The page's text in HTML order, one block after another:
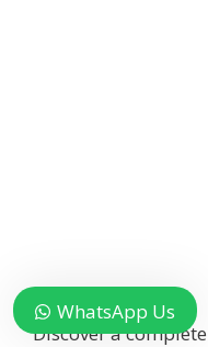
Discover a
Item added to cart.
0 items - ৳0.00
WhatsApp Us